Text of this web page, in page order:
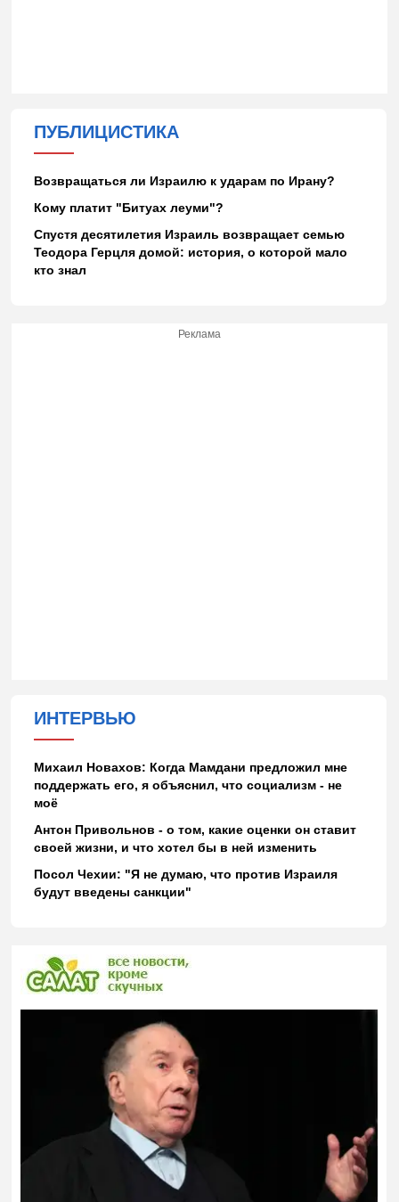
ПУБЛИЦИСТИКА
Возвращаться ли Израилю к ударам по Ирану?
Кому платит "Битуах леуми"?
Спустя десятилетия Израиль возвращает семью
Теодора Герцля домой: история, о которой мало
кто знал
Реклама
ИНТЕРВЬЮ
Михаил Новахов: Когда Мамдани предложил мне
поддержать его, я объяснил, что социализм - не
моё
Антон Привольнов - о том, какие оценки он ставит
своей жизни, и что хотел бы в ней изменить
Посол Чехии: "Я не думаю, что против Израиля
будут введены санкции"